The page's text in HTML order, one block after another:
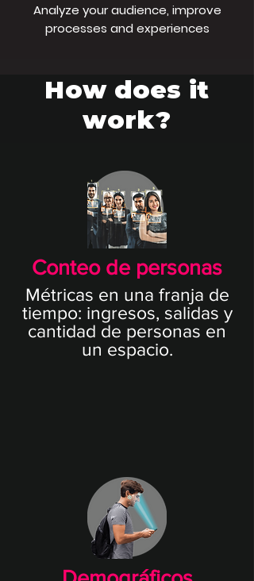
Analyze your audience, improve
processes and experiences
How does it
work?
Conteo de personas
Métricas en una franja de
tiempo: ingresos, salidas y
cantidad de personas en
un espacio.